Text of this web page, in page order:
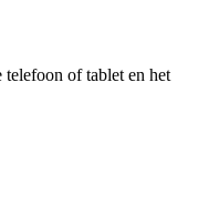
of tablet en het